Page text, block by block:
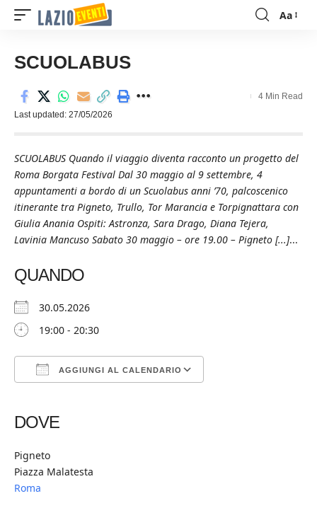
Font
Aa
SCUOLABUS
Last updated: 27/05/2026
4 Min Read
SCUOLABUS Quando il viaggio diventa racconto un progetto del
Roma Borgata Festival Dal 30 maggio al 9 settembre, 4
appuntamenti a bordo di un Scuolabus anni ’70, palcoscenico
itinerante tra Pigneto, Trullo, Tor Marancia e Torpignattara con
Giulia Anania Ospiti: Astronza, Sara Drago, Diana Tejera,
Lavinia Mancuso Sabato 30 maggio – ore 19.00 – Pigneto [...]...
QUANDO
30.05.2026
19:00 - 20:30
AGGIUNGI AL CALENDARIO
DOVE
Pigneto
Piazza Malatesta
Roma